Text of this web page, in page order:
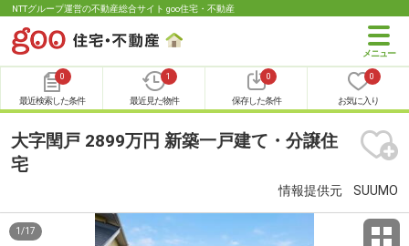
NTTグループ運営の不動産総合サイト goo住宅・不動産
0
最近検索した条件
1
最近見た物件
0
保存した条件
0
お気に入り
大字閏戸 2899万円 新築一戸建て・分譲住
宅
情報提供元 SUUMO
1 /17